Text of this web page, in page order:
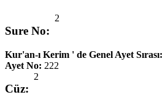
Sure No:
2
Kur'an-ı Kerim ' de Genel Ayet Sırası:
Ayet No: 222
Cüz:
2